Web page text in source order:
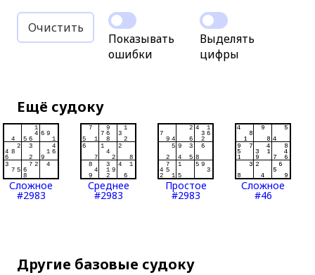
Очистить
Показывать
ошибки
Выделять
цифры
Ещё судоку
Сложное
#2983
Среднее
#2983
Простое
#2983
Сложное
#46
Другие базовые судоку